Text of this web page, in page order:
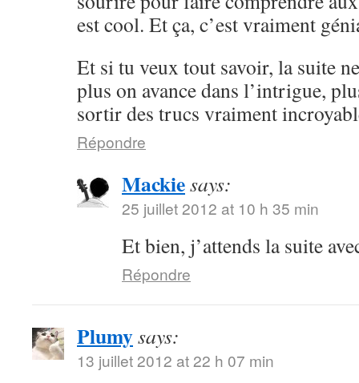
est cool. Et ça, c’est vraiment
Et si tu veux tout savoir, la suite
plus on avance dans l’intrigue,
sortir des trucs vraiment
Répondre
Mackiesays:
25 juillet 2012 at 10 h 35 min
Et bien, j’attends la suite
Répondre
Plumysays:
13 juillet 2012 at 22 h 07 min